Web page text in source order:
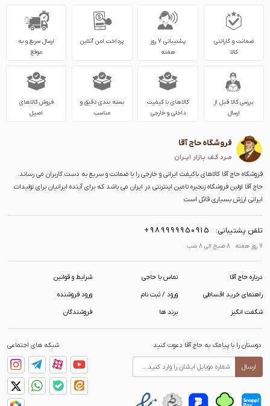
ضمانت و گارانتی
کالا
پشتیبانی 7 روز
هفته
پرداخت امن آنلاین
ارسال سریع و به
موقع
بررسی کالا قبل از
ارسال
کالاهای با کیفیت
داخلی و خارجی
بسته بندی دقیق و
مناسب
فروش کالاهای
اصیل
فروشگاه حاج آقا
مــرد کـف بـازار ایــران
فروشگاه حاج آقا کالاهای باکیفت ایرانی و خارجی را با ضمانت و سریع به دست کاربران می رساند.
حاج آقا اولین فروشگاه زنجیره تامین اینترنتی در ایران می باشد که برای آینده ایرانیان برای تولیدات
ایرانی ارزش بسیاری قائل است
تلفن پشتیبانی: +989999950915
7 روز هفته 8 صبح الی 8 شب
درباره حاج آقا تماس با حاجی شرایط و قوانین
راهنمای خرید اقساطی ورود / ثبت نام ورود فروشنده
شگفت انگیز برند ها فروشندگان
دوستان را با پیامک به حاج آقا دعوت کنید
ارسال
شبکه های اجتماعی